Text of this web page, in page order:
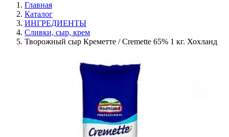
Главная
Каталог
ИНГРЕДИЕНТЫ
Сливки, сыр, крем
Творожный сыр Креметте / Cremette 65% 1 кг. Хохланд